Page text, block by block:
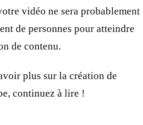
vidéo ne sera probablement
de personnes pour atteindre
de contenu.
plus sur la création de
continuez à lire !